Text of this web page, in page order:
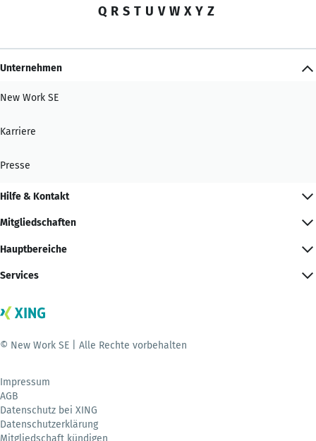
Q R S T U V W X Y Z
Unternehmen
New Work SE
Karriere
Presse
Hilfe & Kontakt
Mitgliedschaften
Hauptbereiche
Services
© New Work SE | Alle Rechte vorbehalten
Impressum
AGB
Datenschutz bei XING
Datenschutzerklärung
Mitgliedschaft kündigen